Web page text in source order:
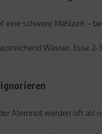
eine schwere Mahlzeit –
Wasser. Esse
Atemnot werden oft als